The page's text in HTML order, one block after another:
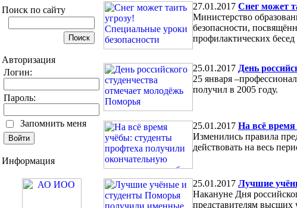
Поиск по сайту
Авторизация
Логин:
Пароль:
Запомнить меня
Информация
27.01.2017 Снег может
Министерство
безопасности,
профилактических
25.01.2017 День
25 января
получил в 2005 году.
25.01.2017 На всё
Изменились правила
действовать на весь
25.01.2017 Лучшие
Накануне Дня
представителям высших